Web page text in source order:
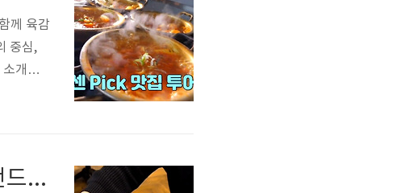
께 육감
중심,
개되
김치
식스센스 50cm 자이언트 식빵 40년 전통 부산 레전드 오브 빵집